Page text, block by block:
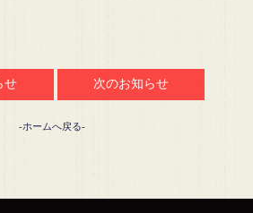
せ 次のお知らせ
-ホームへ戻る-